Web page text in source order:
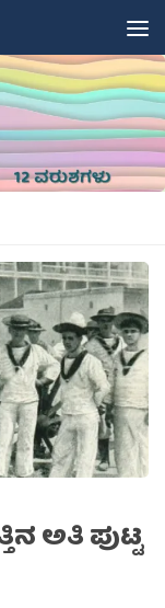
ಅತಿ ಪುಟ್ಟ